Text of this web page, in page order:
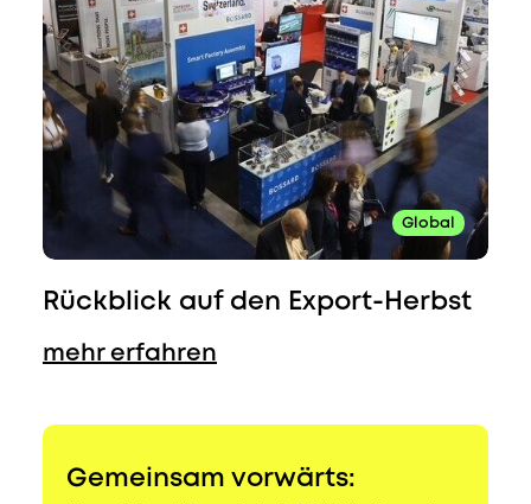
Rückblick auf den Export-Herbst
mehr erfahren
Global
Gemeinsam vorwärts: